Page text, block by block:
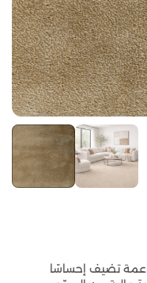
ناعمة تضيف إحساسًا